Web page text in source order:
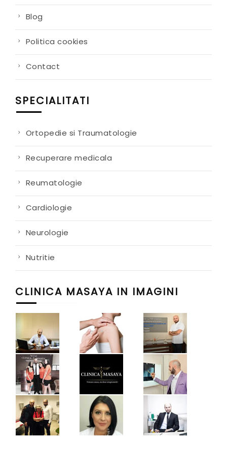
Blog
Politica cookies
Contact
SPECIALITATI
Ortopedie si Traumatologie
Recuperare medicala
Reumatologie
Cardiologie
Neurologie
Nutritie
CLINICA MASAYA IN IMAGINI